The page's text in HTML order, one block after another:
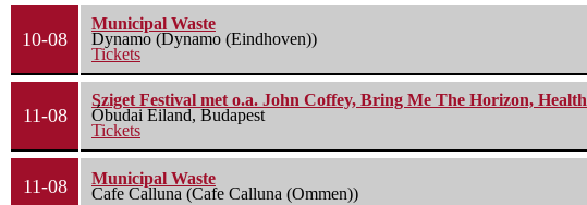
10-08
Municipal Waste
Dynamo (Dynamo (Eindhoven))
Tickets
11-08
Sziget Festival met o.a. John Coffey, Bring Me The Horizon, Health
Óbudai Eiland, Budapest
Tickets
11-08
Municipal Waste
Cafe Calluna (Cafe Calluna (Ommen))